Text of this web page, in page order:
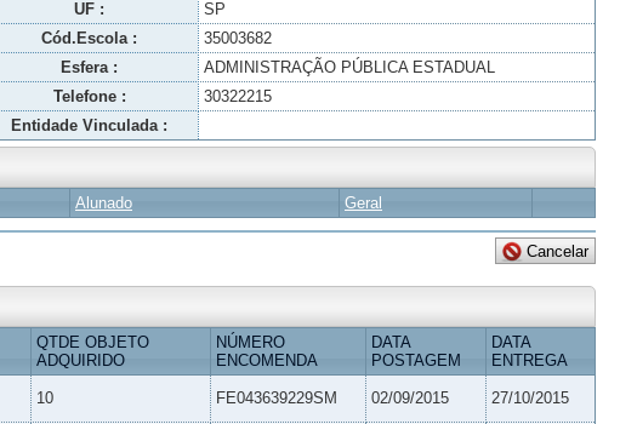
UF :
SP
Cód.Escola :
35003682
Esfera :
ADMINISTRAÇÃO PÚBLICA ESTADUAL
Telefone :
30322215
Entidade Vinculada :
Alunado Geral
QTDE OBJETO
ADQUIRIDO
NÚMERO
ENCOMENDA
DATA
POSTAGEM
DATA
ENTREGA
10 FE043639229SM 02/09/2015 27/10/2015